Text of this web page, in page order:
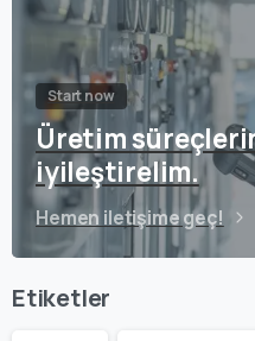
Start now
Üretim
iyileştirelim.
Hemen iletişime geç!
Etiketler